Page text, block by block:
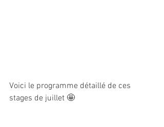
Voici le programme détaillé de ces
stages de juillet 🤩